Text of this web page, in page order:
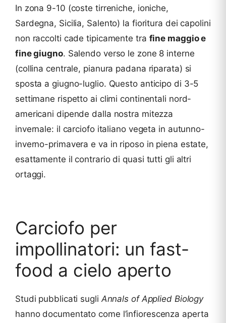
In zona 9-10 (coste tirreniche, ioniche,
Sardegna, Sicilia, Salento) la fioritura dei capolini
non raccolti cade tipicamente tra fine maggio e
fine giugno. Salendo verso le zone 8 interne
(collina centrale, pianura padana riparata) si
sposta a giugno-luglio. Questo anticipo di 3-5
settimane rispetto ai climi continentali nord-
americani dipende dalla nostra mitezza
invernale: il carciofo italiano vegeta in autunno-
inverno-primavera e va in riposo in piena estate,
esattamente il contrario di quasi tutti gli altri
ortaggi.
Carciofo per
impollinatori: un fast-
food a cielo aperto
Studi pubblicati sugli Annals of Applied Biology
hanno documentato come l’infiorescenza aperta